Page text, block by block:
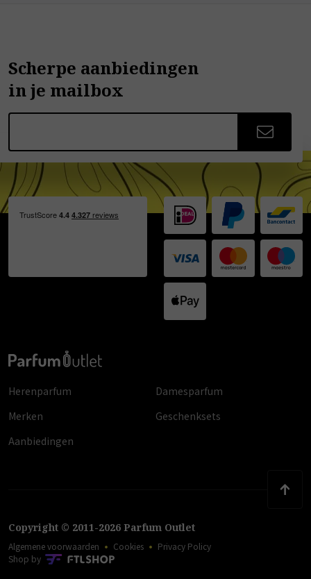
Scherpe aanbiedingen
in je mailbox
Herenparfum
Damesparfum
Merken
Geschenksets
Aanbiedingen
Copyright © 2011-2026 Parfum Outlet
Algemene voorwaarden Cookies
Privacy Policy
Shop by